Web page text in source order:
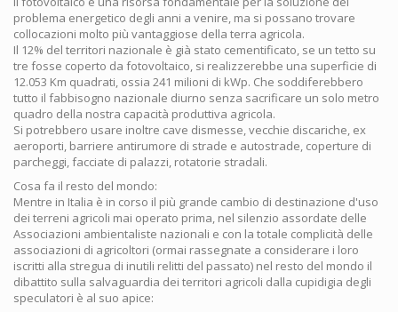
problema energetico degli anni a venire, ma si possano trovare
collocazioni molto più vantaggiose della terra agricola.
Il 12% del territori nazionale è già stato cementificato, se un tetto su
tre fosse coperto da fotovoltaico, si realizzerebbe una superficie di
12.053 Km quadrati, ossia 241 milioni di kWp. Che soddiferebbero
tutto il fabbisogno nazionale diurno senza sacrificare un solo metro
quadro della nostra capacità produttiva agricola.
Si potrebbero usare inoltre cave dismesse, vecchie discariche, ex
aeroporti, barriere antirumore di strade e autostrade, coperture di
parcheggi, facciate di palazzi, rotatorie stradali.
Cosa fa il resto del mondo:
Mentre in Italia è in corso il più grande cambio di destinazione d'uso
dei terreni agricoli mai operato prima, nel silenzio assordate delle
Associazioni ambientaliste nazionali e con la totale complicità delle
associazioni di agricoltori (ormai rassegnate a considerare i loro
iscritti alla stregua di inutili relitti del passato) nel resto del mondo il
dibattito sulla salvaguardia dei territori agricoli dalla cupidigia degli
speculatori è al suo apice: